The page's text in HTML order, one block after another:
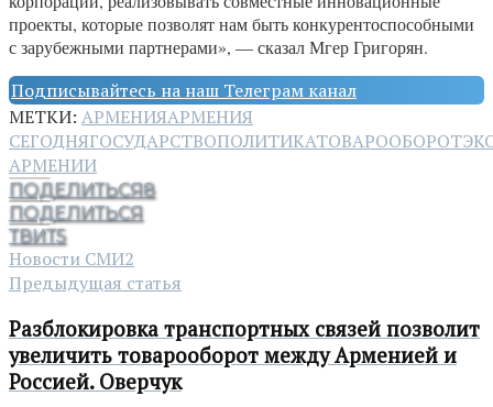
проекты, которые позволят нам быть конкурентоспособными
с зарубежными партнерами», — сказал Мгер Григорян.
Подписывайтесь на наш Телеграм канал
МЕТКИ: АРМЕНИЯАРМЕНИЯ
СЕГОДНЯГОСУДАРСТВОПОЛИТИКАТОВАРООБОРОТ
АРМЕНИИ
ПОДЕЛИТЬСЯ8
ПОДЕЛИТЬСЯ
ТВИТ5
Новости СМИ2
Предыдущая статья
Разблокировка транспортных связей позволит
увеличить товарооборот между Арменией и
Россией. Оверчук